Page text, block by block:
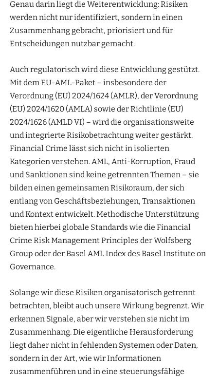
Genau darin liegt die Weiterentwicklung: Risiken
werden nicht nur identifiziert, sondern in einen
Zusammenhang gebracht, priorisiert und für
Entscheidungen nutzbar gemacht.
Auch regulatorisch wird diese Entwicklung gestützt.
Mit dem EU-AML-Paket – insbesondere der
Verordnung (EU) 2024/1624 (AMLR), der Verordnung
(EU) 2024/1620 (AMLA) sowie der Richtlinie (EU)
2024/1626 (AMLD VI) – wird die organisationsweite
und integrierte Risikobetrachtung weiter gestärkt.
Financial Crime lässt sich nicht in isolierten
Kategorien verstehen. AML, Anti-Korruption, Fraud
und Sanktionen sind keine getrennten Themen – sie
bilden einen gemeinsamen Risikoraum, der sich
entlang von Geschäftsbeziehungen, Transaktionen
und Kontext entwickelt. Methodische Unterstützung
bieten hierbei globale Standards wie die Financial
Crime Risk Management Principles der Wolfsberg
Group oder der Basel AML Index des Basel Institute on
Governance.
Solange wir diese Risiken organisatorisch getrennt
betrachten, bleibt auch unsere Wirkung begrenzt. Wir
erkennen Signale, aber wir verstehen sie nicht im
Zusammenhang. Die eigentliche Herausforderung
liegt daher nicht in fehlenden Systemen oder Daten,
sondern in der Art, wie wir Informationen
zusammenführen und in eine steuerungsfähige